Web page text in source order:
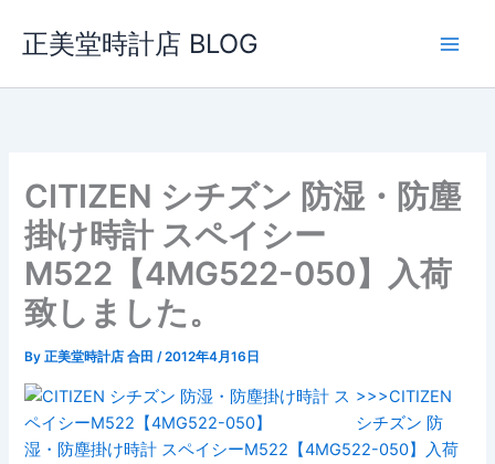
ス
正美堂時計店 BLOG
CITIZEN シチズン 防湿・防塵
掛け時計 スペイシー
M522【4MG522-050】入荷
致しました。
By正美堂時計店 合田/2012年4月16日
>>>CITIZEN
シチズン 防
湿・防塵掛け時計 スペイシーM522【4MG522-050】入荷